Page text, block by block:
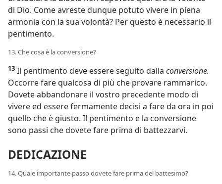
di Dio. Come avreste dunque potuto vivere in piena
armonia con la sua volontà? Per questo è necessario il
pentimento.
13. Che cosa è la conversione?
13 Il pentimento deve essere seguito dalla conversione.
Occorre fare qualcosa di più che provare rammarico.
Dovete abbandonare il vostro precedente modo di
vivere ed essere fermamente decisi a fare da ora in poi
quello che è giusto. Il pentimento e la conversione
sono passi che dovete fare prima di battezzarvi.
DEDICAZIONE
14. Quale importante passo dovete fare prima del battesimo?